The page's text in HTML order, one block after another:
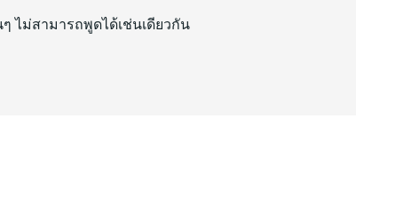
ไม่สามารถพูดได้เช่นเดียวกัน